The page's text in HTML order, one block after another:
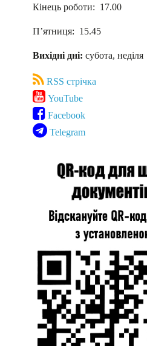
Кінець роботи: 17.00
П’ятниця: 15.45
Вихідні дні: субота, неділя
RSS стрічка
YouTube
Facebook
Telegram